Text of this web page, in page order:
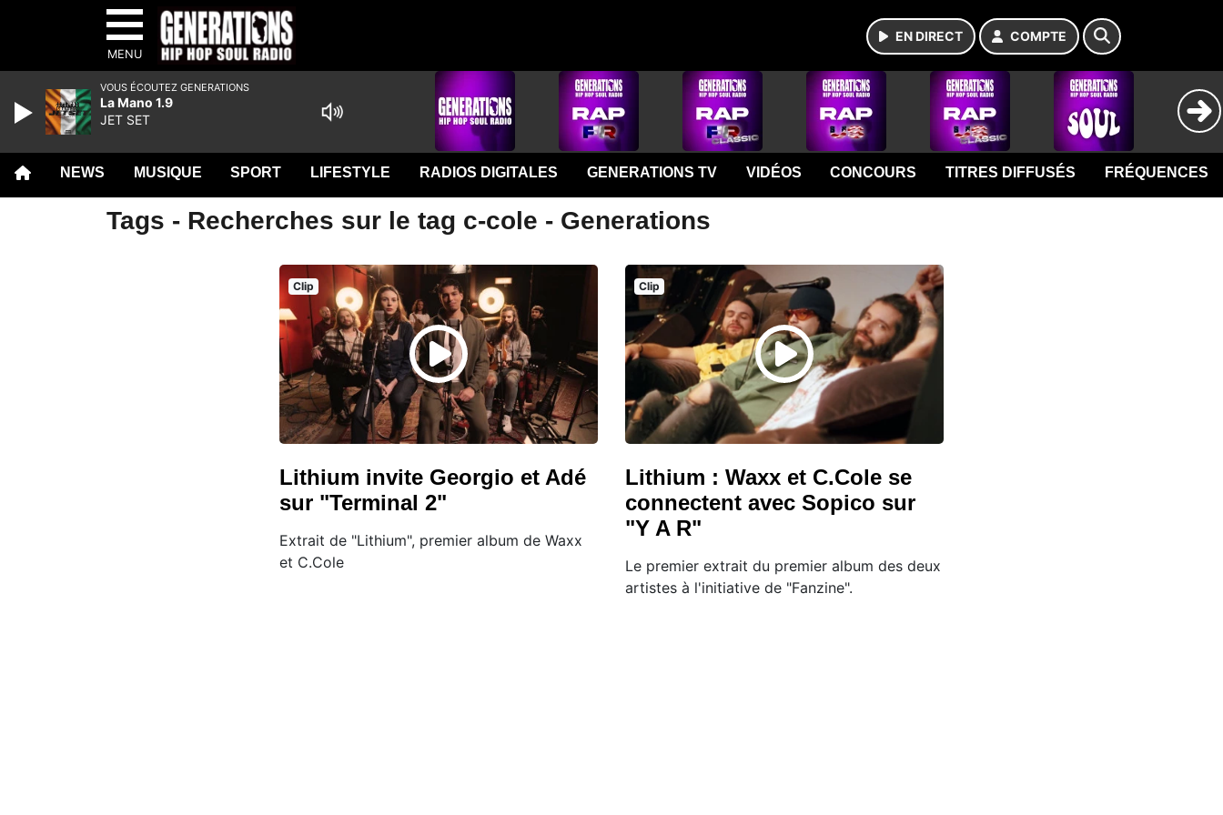
MENU
EN DIRECT COMPTE
NEWS MUSIQUE SPORT LIFESTYLE RADIOS DIGITALES GENERATIONS TV VIDÉOS CONCOURS TITRES DIFFUSÉS FRÉQUENCES
Tags - Recherches sur le tag c-cole - Generations
Clip
Lithium invite Georgio et Adé
sur "Terminal 2"
Extrait de "Lithium", premier album de Waxx
et C.Cole
Clip
Lithium : Waxx et C.Cole se
connectent avec Sopico sur
"Y A R"
Le premier extrait du premier album des deux
artistes à l'initiative de "Fanzine".
VOUS ÉCOUTEZ GENERATIONS
La Mano 1.9
JET SET